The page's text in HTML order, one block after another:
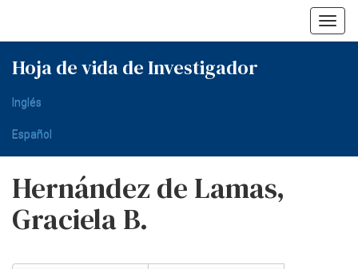
Hoja de vida de Investigador
Inglés
Español
Hernández de Lamas,
Graciela B.